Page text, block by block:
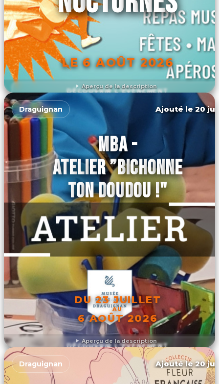
Aperçu de la description
LE 6 AOÛT 2026
DÉCOUVRIR L'ÉVÉNEMENT
Aperçu de la description
Draguignan Ajouté le 20
MBA -
ATELIER ”BICHONNE
TON DOUDOU !"
DU 23 JUILLET
AU
6 AOÛT 2026
DÉCOUVRIR L'ÉVÉNEMENT
Draguignan Ajouté le 20